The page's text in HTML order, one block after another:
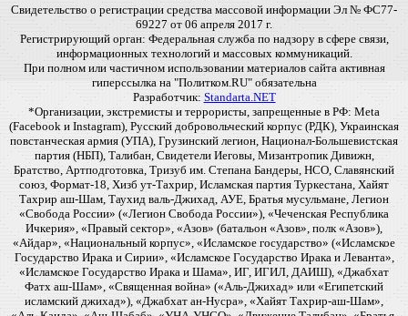
Свидетельство о регистрации средства массовой информации Эл № ФС77-
69227 от 06 апреля 2017 г.
Регистрирующий орган: Федеральная служба по надзору в сфере связи,
информационных технологий и массовых коммуникаций.
При полном или частичном использовании материалов сайта активная
гиперссылка на "Политком.RU" обязательна
Разработчик: Standarta.NET
*Организации, экстремисты и террористы, запрещенные в РФ: Meta
(Facebook и Instagram), Русский добровольческий корпус (РДК), Украинская
повстанческая армия (УПА), Грузинский легион, Национал-Большевистская
партия (НБП), Талибан, Свидетели Иеговы, Мизантропик Дивижн,
Братство, Артподготовка, Тризуб им. Степана Бандеры, НСО, Славянский
союз, Формат-18, Хизб ут-Тахрир, Исламская партия Туркестана, Хайят
Тахрир аш-Шам, Таухид валь-Джихад, АУЕ, Братья мусульмане, Легион
«Свобода России» («Легион Свобода России»), «Чеченская Республика
Ичкерия», «Правый сектор», «Азов» (батальон «Азов», полк «Азов»),
«Айдар», «Национальный корпус», «Исламское государство» («Исламское
Государство Ирака и Сирии», «Исламское Государство Ирака и Леванта»,
«Исламское Государство Ирака и Шама», ИГ, ИГИЛ, ДАИШ), «Джабхат
Фатх аш-Шам», «Священная война» («Аль-Джихад» или «Египетский
исламский джихад»), «Джабхат ан-Нусра», «Хайят Тахрир-аш-Шам»,